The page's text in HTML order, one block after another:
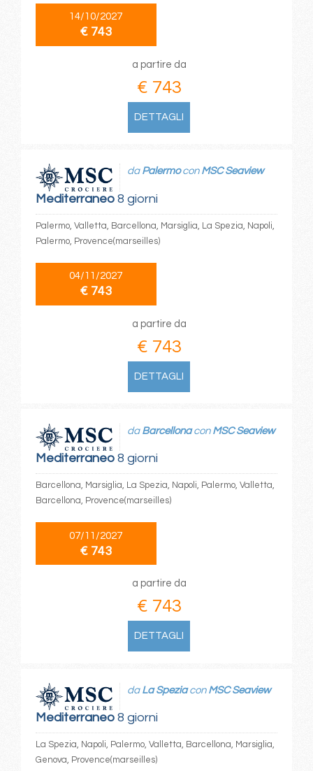
14/10/2027
€ 743
a partire da
€ 743
DETTAGLI
Mediterraneo8 giorni
da Palermocon MSC Seaview
Palermo, Valletta, Barcellona, Marsiglia, La Spezia, Napoli,
Palermo, Provence(marseilles)
04/11/2027
€ 743
a partire da
€ 743
DETTAGLI
Mediterraneo8 giorni
da Barcellonacon MSC Seaview
Barcellona, Marsiglia, La Spezia, Napoli, Palermo, Valletta,
Barcellona, Provence(marseilles)
07/11/2027
€ 743
a partire da
€ 743
DETTAGLI
Mediterraneo8 giorni
da La Speziacon MSC Seaview
La Spezia, Napoli, Palermo, Valletta, Barcellona, Marsiglia,
Genova, Provence(marseilles)